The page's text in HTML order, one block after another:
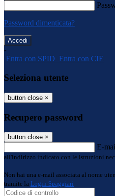
Password dimenticata?
-
Entra con SPID Entra con CIE
Seleziona utente
button close ×
Recupero password
button close ×
E-
all'indirizzo indicato con le istruzioni
Non hai una e-mail associata al nome
tramite la Login Spaggiari